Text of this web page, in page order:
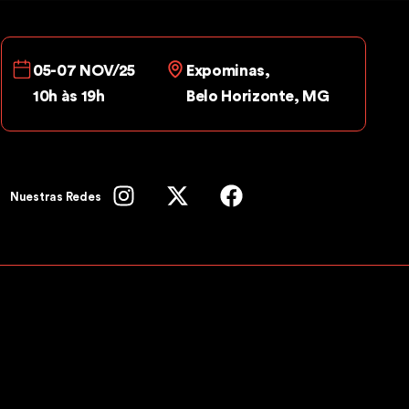
05-07 NOV/25
10h às 19h
Expominas,
Belo Horizonte, MG
Nuestras Redes